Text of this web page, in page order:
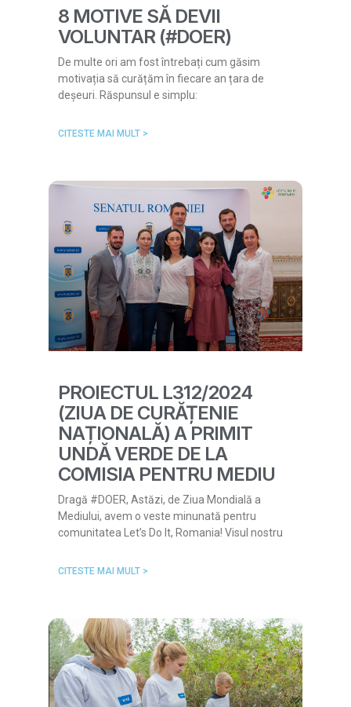
8 MOTIVE SĂ DEVII
VOLUNTAR (#DOER)
De multe ori am fost întrebați cum găsim
motivația să curățăm în fiecare an țara de
deșeuri. Răspunsul e simplu:
CITESTE MAI MULT >
PROIECTUL L312/2024
(ZIUA DE CURĂȚENIE
NAȚIONALĂ) A PRIMIT
UNDĂ VERDE DE LA
COMISIA PENTRU MEDIU
Dragă #DOER, Astăzi, de Ziua Mondială a
Mediului, avem o veste minunată pentru
comunitatea Let’s Do It, Romania! Visul nostru
CITESTE MAI MULT >